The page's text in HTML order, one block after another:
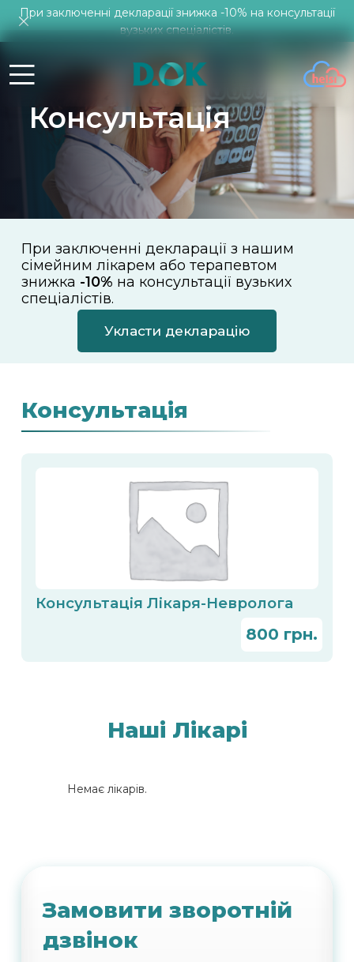
Консультація
При заключенні декларації з нашим
сімейним лікарем або терапевтом
знижка -10% на консультації вузьких
спеціалістів.
Укласти декларацію
Консультація
Консультація Лікаря-Невролога
800
Наші Лікарі
Немає лікарів.
Замовити зворотній
дзвінок
При заключенні декларації знижка -10% на консультації
вузьких спеціалістів.